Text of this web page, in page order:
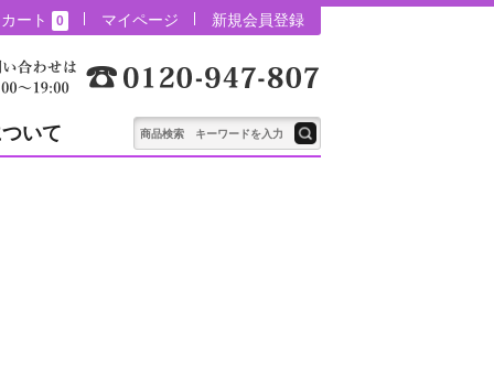
カート 0 マイページ 新規会員登録
いて